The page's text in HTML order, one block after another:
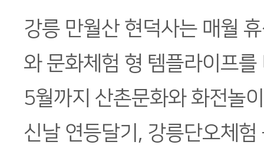
강릉 만월산 현덕사는 매월
와 문화체험 형 템플라이프
5월까지 산촌문화와 화전놀
신날 연등달기, 강릉단오체험